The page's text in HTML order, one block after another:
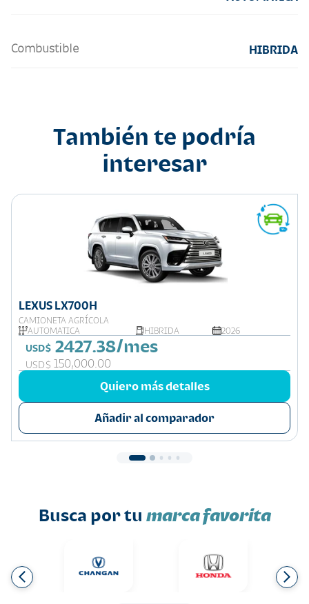
Combustible HIBRIDA
También te podría
interesar
LEXUS LX700H
CAMIONETA AGRÍCOLA
AUTOMATICA
HIBRIDA 2026
USD$ 2427.38/mes
USD$ 150,000.00
Quiero más detalles
Añadir al comparador
Busca por tu marca favorita